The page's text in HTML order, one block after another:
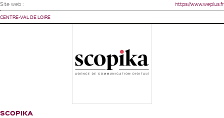
Site web : https://www.weplus.fr
CENTRE-VAL DE LOIRE
SCOPIKA